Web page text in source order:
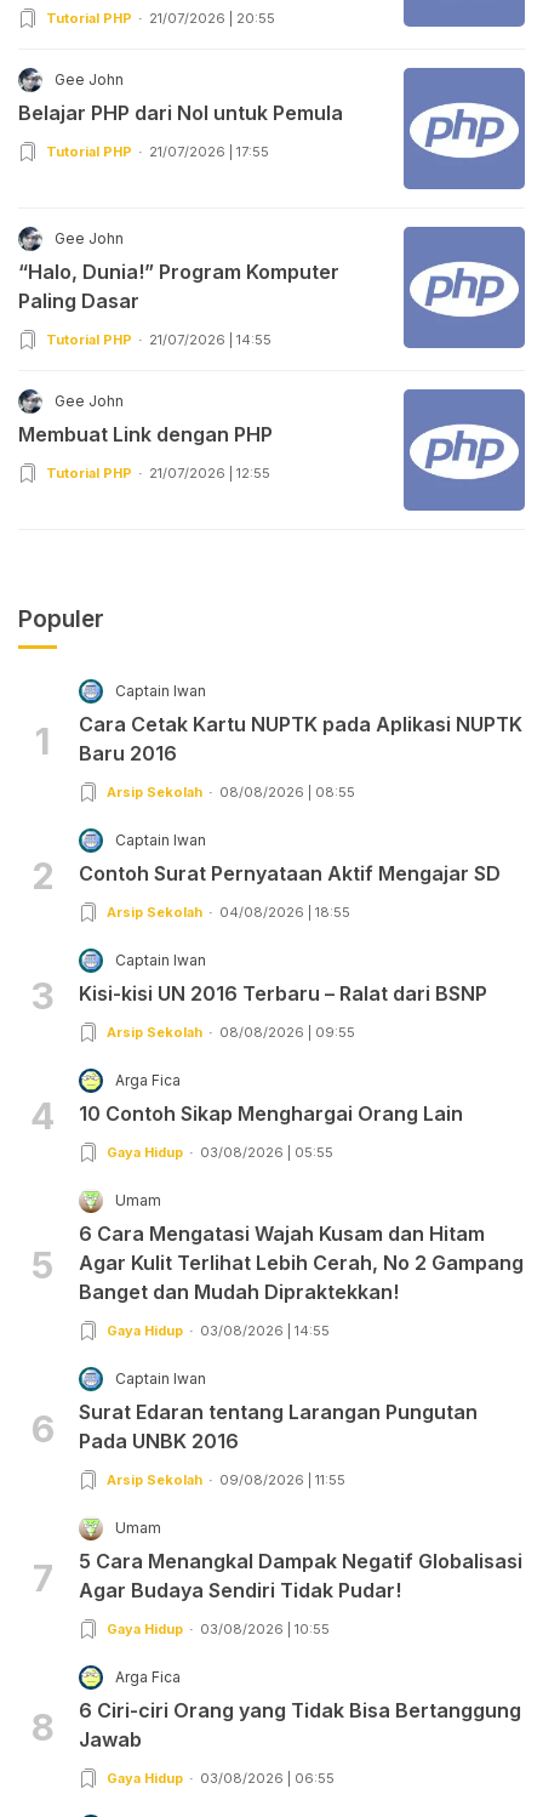
Tutorial PHP 21/07/2026 | 20:55
Gee John
Belajar PHP dari Nol untuk Pemula
Tutorial PHP 21/07/2026 | 17:55
Gee John
“Halo, Dunia!” Program Komputer
Paling Dasar
Tutorial PHP 21/07/2026 | 14:55
Gee John
Membuat Link dengan PHP
Tutorial PHP 21/07/2026 | 12:55
Populer
1
Captain Iwan
Cara Cetak Kartu NUPTK pada Aplikasi NUPTK
Baru 2016
Arsip Sekolah 08/08/2026 | 08:55
2
Captain Iwan
Contoh Surat Pernyataan Aktif Mengajar SD
Arsip Sekolah 04/08/2026 | 18:55
3
Captain Iwan
Kisi-kisi UN 2016 Terbaru – Ralat dari BSNP
Arsip Sekolah 08/08/2026 | 09:55
4
Arga Fica
10 Contoh Sikap Menghargai Orang Lain
Gaya Hidup 03/08/2026 | 05:55
5
Umam
6 Cara Mengatasi Wajah Kusam dan Hitam
Agar Kulit Terlihat Lebih Cerah, No 2 Gampang
Banget dan Mudah Dipraktekkan!
Gaya Hidup 03/08/2026 | 14:55
6
Captain Iwan
Surat Edaran tentang Larangan Pungutan
Pada UNBK 2016
Arsip Sekolah 09/08/2026 | 11:55
7
Umam
5 Cara Menangkal Dampak Negatif Globalisasi
Agar Budaya Sendiri Tidak Pudar!
Gaya Hidup 03/08/2026 | 10:55
8
Arga Fica
6 Ciri-ciri Orang yang Tidak Bisa Bertanggung
Jawab
Gaya Hidup 03/08/2026 | 06:55